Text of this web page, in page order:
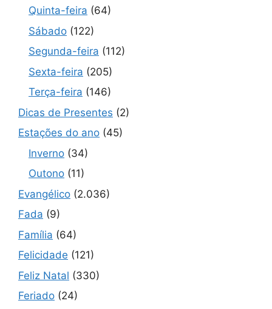
Quinta-feira (64)
Sábado (122)
Segunda-feira (112)
Sexta-feira (205)
Terça-feira (146)
Dicas de Presentes (2)
Estações do ano (45)
Inverno (34)
Outono (11)
Evangélico (2.036)
Fada (9)
Família (64)
Felicidade (121)
Feliz Natal (330)
Feriado (24)